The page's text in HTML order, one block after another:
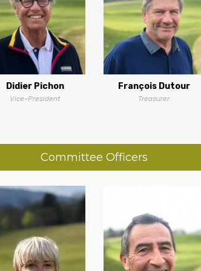
Didier Pichon
Vice-President
François Dutour
Treasurer
Committee Officers